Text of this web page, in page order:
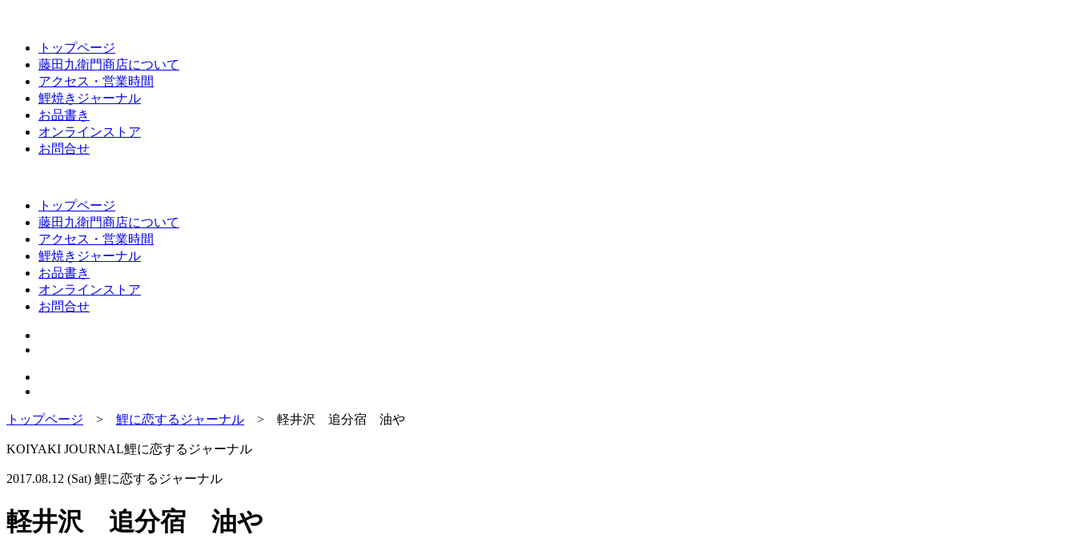
トップページ
藤田九衛門商店について
アクセス・営業時間
鯉焼きジャーナル
お品書き
オンラインストア
お問合せ
トップページ
藤田九衛門商店について
アクセス・営業時間
鯉焼きジャーナル
お品書き
オンラインストア
お問合せ
トップページ > 鯉に恋するジャーナル > 軽井沢 追分宿 油や
KOIYAKI JOURNAL鯉に恋するジャーナル
2017.08.12 (Sat) 鯉に恋するジャーナル
軽井沢 追分宿 油や